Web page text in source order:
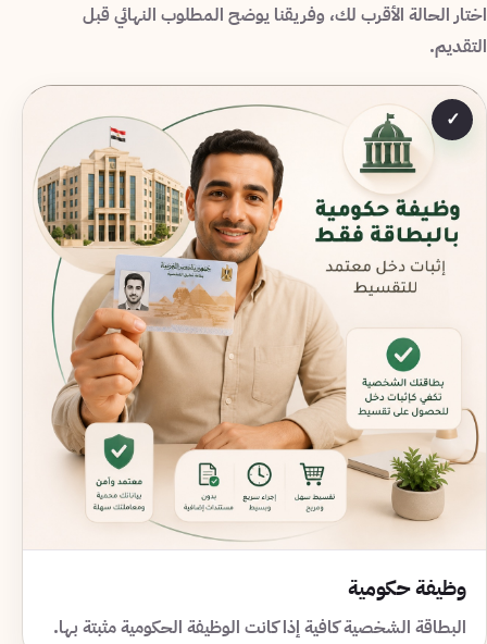
اختار الحالة الأقرب لك، وفريقنا يوضح المطلوب النهائي قبل
التقديم.
وظيفة حكومية
البطاقة الشخصية كافية إذا كانت الوظيفة الحكومية مثبتة بها.